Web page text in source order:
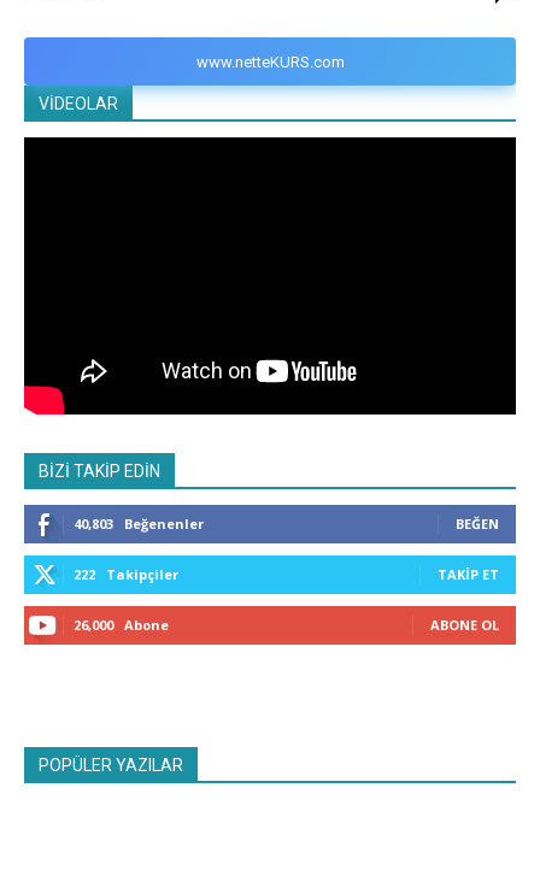
www.netteKURS.com
VİDEOLAR
BİZİ TAKİP EDİN
40,803 Beğenenler BEĞEN
222 Takipçiler TAKIP ET
26,000 Abone ABONE OL
POPÜLER YAZILAR